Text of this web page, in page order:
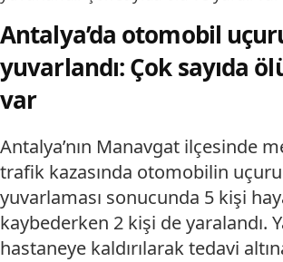
Antalya’da otomobil
yuvarlandı: Çok sayıda
var
Antalya’nın Manavgat ilçesinde
trafik kazasında otomobilin
yuvarlaması sonucunda 5 kişi
kaybederken 2 kişi de yaralandı.
hastaneye kaldırılarak tedavi